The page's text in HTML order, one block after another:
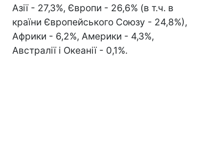
Азії - 27,3%, Європи - 26,6% (в т.ч. в
країни Європейського Союзу - 24,8%),
Африки - 6,2%, Америки - 4,3%,
Австралії і Океанії - 0,1%.